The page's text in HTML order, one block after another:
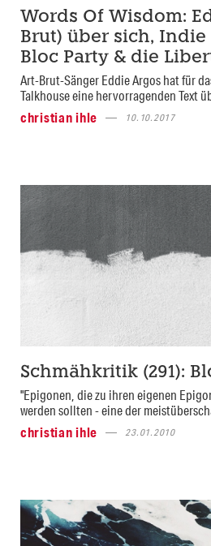
Words Of Wisdom:
Brut) über sich, Indie
Bloc Party & die
Art-Brut-Sänger Eddie Argos hat für
Talkhouse eine hervorragenden Text
christian ihle
10.10.2017
Schmähkritik (291):
"Epigonen, die zu ihren eigenen
werden sollten - eine der
christian ihle
23.01.2010